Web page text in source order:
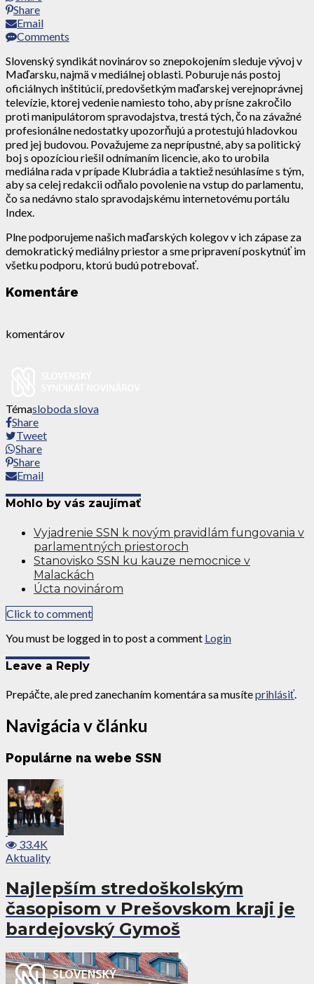
Share
Email
Comments
Slovenský syndikát novinárov so znepokojením sleduje vývoj v
Maďarsku, najmä v mediálnej oblasti. Poburuje nás postoj
oficiálnych inštitúcií, predovšetkým maďarskej verejnoprávnej
televízie, ktorej vedenie namiesto toho, aby prísne zakročilo
proti manipulátorom spravodajstva, trestá tých, čo na závažné
profesionálne nedostatky upozorňujú a protestujú hladovkou
pred jej budovou. Považujeme za neprípustné, aby sa politický
boj s opozíciou riešil odnímaním licencie, ako to urobila
mediálna rada v prípade Klubrádia a taktiež nesúhlasíme s tým,
aby sa celej redakcii odňalo povolenie na vstup do parlamentu,
čo sa nedávno stalo spravodajskému internetovému portálu
Index.
Plne podporujeme našich maďarských kolegov v ich zápase za
demokratický mediálny priestor a sme pripravení poskytnúť im
všetku podporu, ktorú budú potrebovať.
Komentáre
komentárov
Témasloboda slova
Share
Tweet
Share
Share
Email
Mohlo by vás zaujímať
Vyjadrenie SSN k novým pravidlám fungovania v
parlamentných priestoroch
Stanovisko SSN ku kauze nemocnice v
Malackách
Úcta novinárom
Click to comment
You must be logged in to post a comment Login
Leave a Reply
Prepáčte, ale pred zanechaním komentára sa musíteprihlásiť.
Navigácia v článku
Populárne na webe SSN
33.4K
Aktuality
Najlepším stredoškolským
časopisom v Prešovskom kraji je
bardejovský Gymoš